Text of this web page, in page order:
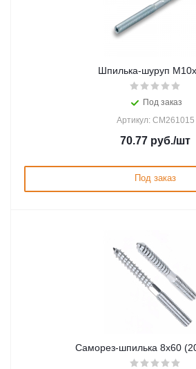
Шпилька-шуруп
Под заказ
Артикул: CM261015
70.77 руб./шт
Под заказ
Саморез-шпилька 8х60